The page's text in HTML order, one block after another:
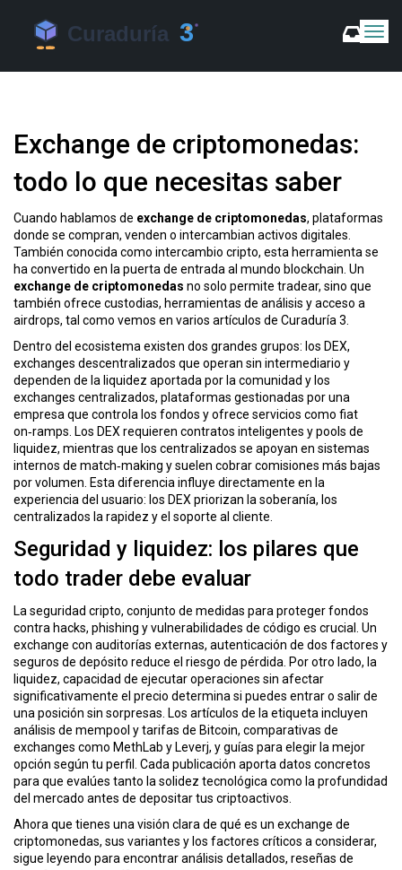
C
m
o
e
Exchange de criptomonedas:
todo lo que necesitas saber
Cuando hablamos de exchange de criptomonedas, plataformas
donde se compran, venden o intercambian activos digitales
También conocida como intercambio cripto, esta herramienta se
ha convertido en la puerta de entrada al mundo blockchain. Un
exchange de criptomonedas no solo permite tradear, sino que
también ofrece custodias, herramientas de análisis y acceso a
airdrops, tal como vemos en varios artículos de Curaduría 3.
Dentro del ecosistema existen dos grandes grupos: los DEX,
exchanges descentralizados que operan sin intermediario y
dependen de la liquidez aportada por la comunidad y los
exchanges centralizados, plataformas gestionadas por una
empresa que controla los fondos y ofrece servicios como fiat
on‑ramps . Los DEX requieren contratos inteligentes y pools de
liquidez, mientras que los centralizados se apoyan en sistemas
internos de match‑making y suelen cobrar comisiones más bajas
por volumen. Esta diferencia influye directamente en la
experiencia del usuario: los DEX priorizan la soberanía, los
centralizados la rapidez y el soporte al cliente.
Seguridad y liquidez: los pilares que
todo trader debe evaluar
La seguridad cripto, conjunto de medidas para proteger fondos
contra hacks, phishing y vulnerabilidades de código es crucial. Un
exchange con auditorías externas, autenticación de dos factores y
seguros de depósito reduce el riesgo de pérdida. Por otro lado, la
liquidez, capacidad de ejecutar operaciones sin afectar
significativamente el precio determina si puedes entrar o salir de
una posición sin sorpresas. Los artículos de la etiqueta incluyen
análisis de mempool y tarifas de Bitcoin, comparativas de
exchanges como MethLab y Leverj, y guías para elegir la mejor
opción según tu perfil. Cada publicación aporta datos concretos
para que evalúes tanto la solidez tecnológica como la profundidad
del mercado antes de depositar tus criptoactivos.
Ahora que tienes una visión clara de qué es un exchange de
criptomonedas, sus variantes y los factores críticos a considerar,
sigue leyendo para encontrar análisis detallados, reseñas de